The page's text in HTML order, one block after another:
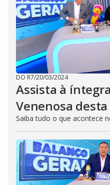
DO R7/20/03/2024
Assista à
Venenosa
Saiba tudo o que acontece